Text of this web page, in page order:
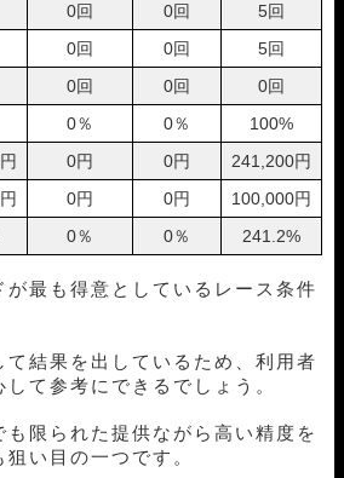
6-4 20,000円 72,400円
362%
20,000円 0円
0%
20,000円 36,800円
184%
1-2 20,000円 78,400円
392%
20,000円 35,200円
176%
2-5 20,000円 0円
0%
20,000円 28,800円
144%
2-5 20,000円 23,600円
118%
3-6 20,000円 43,600円
218%
223%
2-3 20,000円 36,800円
184%
3-1 20,000円 0円
0回 0回
5回
0回 0回
5回
0回 0回
0回
0％ 0％
100%
0円 0円
241,200円
0円 0円
100,000円
0％ 0％ 241.2%
が最も得意としているレース条件
て結果を出しているため、利用者
て参考にできるでしょう。
も限られた提供ながら高い精度を
い目の一つです。